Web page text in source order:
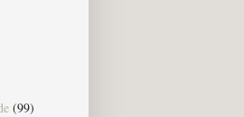
(99)